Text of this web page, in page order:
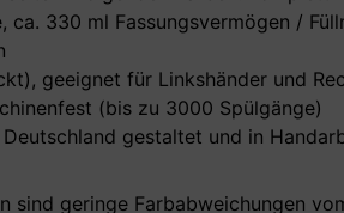
ca. 330 ml Fassungsvermögen /
geeignet für Linkshänder und
(bis zu 3000 Spülgänge)
gestaltet und in
sind geringe Farbabweichungen